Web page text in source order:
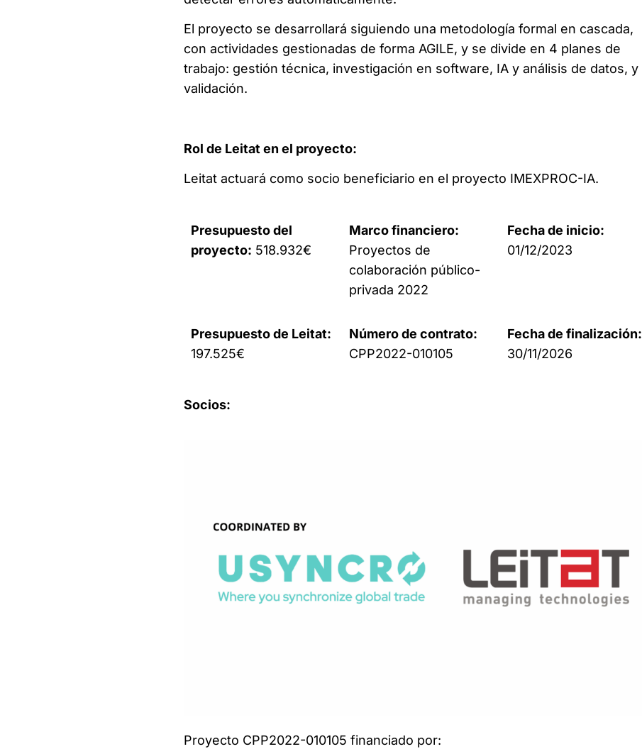
El proyecto se desarrollará siguiendo una metodología formal en cascada,
con actividades gestionadas de forma AGILE, y se divide en 4 planes de
trabajo: gestión técnica, investigación en software, IA y análisis de datos, y
validación.
Rol de Leitat en el proyecto:
Leitat actuará como socio beneficiario en el proyecto IMEXPROC-IA.
Presupuesto del
proyecto: 518.932€
Marco financiero:
Proyectos de
colaboración público-
privada 2022
Fecha de inicio:
01/12/2023
Presupuesto de Leitat:
197.525€
Número de contrato:
CPP2022-010105
Fecha de finalización:
30/11/2026
Socios:
Proyecto CPP2022-010105 financiado por: